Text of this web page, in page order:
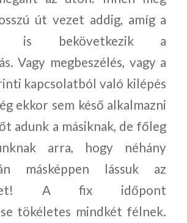
út vezet addig, amíg a
is bekövetkezik a
Vagy megbeszélés, vagy a
kapcsolatból való kilépés
ekkor sem késő alkalmazni
adunk a másiknak, de főleg
arra, hogy néhány
másképpen lássuk az
A fix időpont
tökéletes mindkét félnek.